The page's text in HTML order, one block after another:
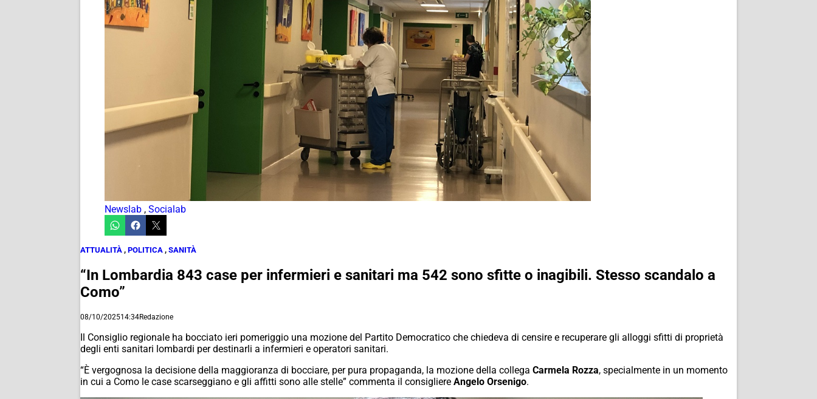
Newslab , Socialab
ATTUALITÀ , POLITICA , SANITÀ
“In Lombardia 843 case per infermieri e sanitari ma 542 sono sfitte o inagibili. Stesso scandalo a
Como”
08/10/202514:34Redazione
Il Consiglio regionale ha bocciato ieri pomeriggio una mozione del Partito Democratico che chiedeva di censire e recuperare gli alloggi sfitti di proprietà
degli enti sanitari lombardi per destinarli a infermieri e operatori sanitari.
“È vergognosa la decisione della maggioranza di bocciare, per pura propaganda, la mozione della collega Carmela Rozza, specialmente in un momento
in cui a Como le case scarseggiano e gli affitti sono alle stelle” commenta il consigliere Angelo Orsenigo.